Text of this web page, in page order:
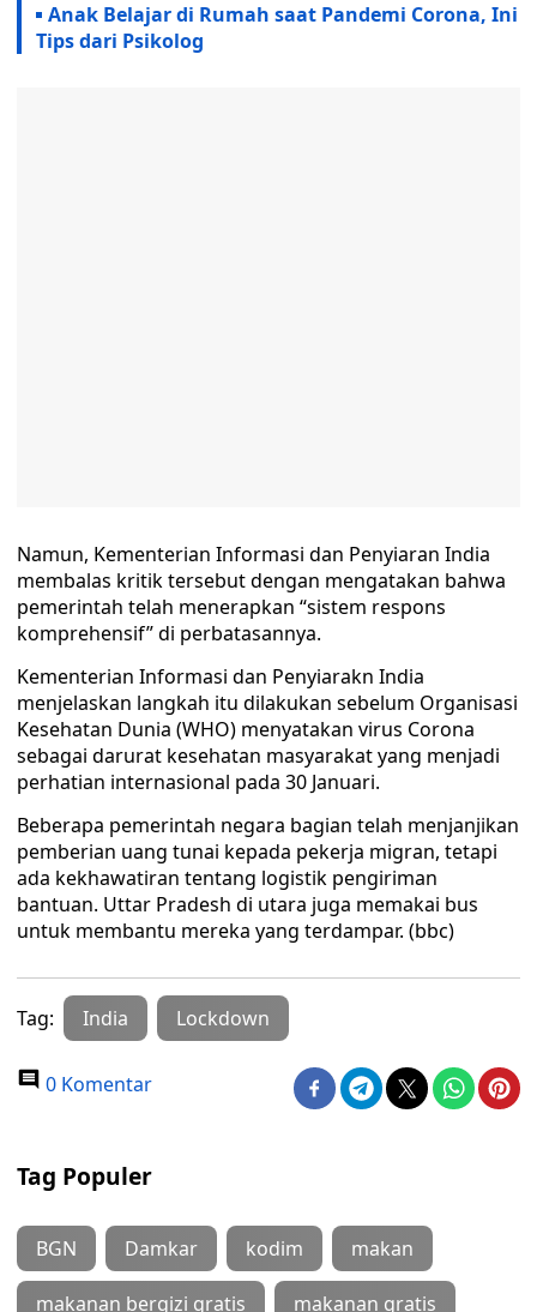
Anak Belajar di Rumah saat Pandemi Corona, Ini
Tips dari Psikolog
Namun, Kementerian Informasi dan Penyiaran India
membalas kritik tersebut dengan mengatakan bahwa
pemerintah telah menerapkan “sistem respons
komprehensif” di perbatasannya.
Kementerian Informasi dan Penyiarakn India
menjelaskan langkah itu dilakukan sebelum Organisasi
Kesehatan Dunia (WHO) menyatakan virus Corona
sebagai darurat kesehatan masyarakat yang menjadi
perhatian internasional pada 30 Januari.
Beberapa pemerintah negara bagian telah menjanjikan
pemberian uang tunai kepada pekerja migran, tetapi
ada kekhawatiran tentang logistik pengiriman
bantuan. Uttar Pradesh di utara juga memakai bus
untuk membantu mereka yang terdampar. (bbc)
Tag: India Lockdown
0 Komentar
Tag Populer
BGN Damkar kodim makan
makanan bergizi gratis makanan gratis